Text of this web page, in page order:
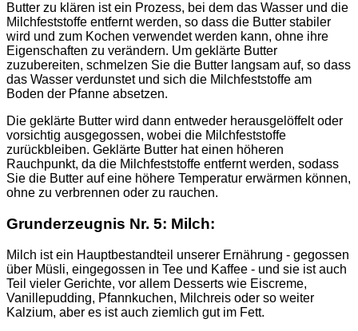
Butter zu klären ist ein Prozess, bei dem das Wasser und die
Milchfeststoffe entfernt werden, so dass die Butter stabiler
wird und zum Kochen verwendet werden kann, ohne ihre
Eigenschaften zu verändern. Um geklärte Butter
zuzubereiten, schmelzen Sie die Butter langsam auf, so dass
das Wasser verdunstet und sich die Milchfeststoffe am
Boden der Pfanne absetzen.
Die geklärte Butter wird dann entweder herausgelöffelt oder
vorsichtig ausgegossen, wobei die Milchfeststoffe
zurückbleiben. Geklärte Butter hat einen höheren
Rauchpunkt, da die Milchfeststoffe entfernt werden, sodass
Sie die Butter auf eine höhere Temperatur erwärmen können,
ohne zu verbrennen oder zu rauchen.
Grunderzeugnis Nr. 5: Milch:
Milch ist ein Hauptbestandteil unserer Ernährung - gegossen
über Müsli, eingegossen in Tee und Kaffee - und sie ist auch
Teil vieler Gerichte, vor allem Desserts wie Eiscreme,
Vanillepudding, Pfannkuchen, Milchreis oder so weiter
Kalzium, aber es ist auch ziemlich gut im Fett.